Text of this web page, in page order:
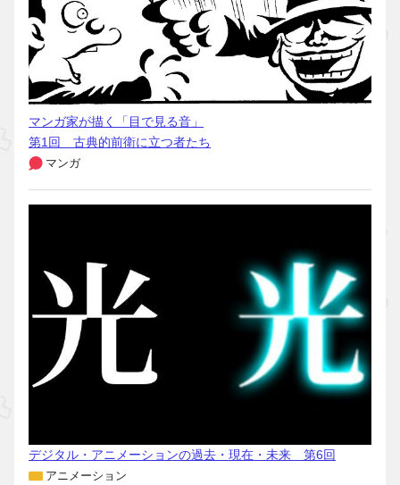
マンガ家が描く「目で見る音」
第1回 古典的前衛に立つ者たち
マンガ
デジタル・アニメーションの過去・現在・未来 第6回
アニメーション